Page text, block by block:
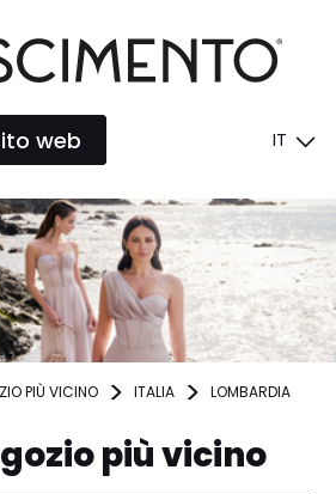
web IT
PIÙ VICINO ITALIA
LOMBARDIA
più vicino